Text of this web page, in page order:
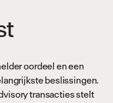
oordeel en een
beslissingen.
transacties stelt